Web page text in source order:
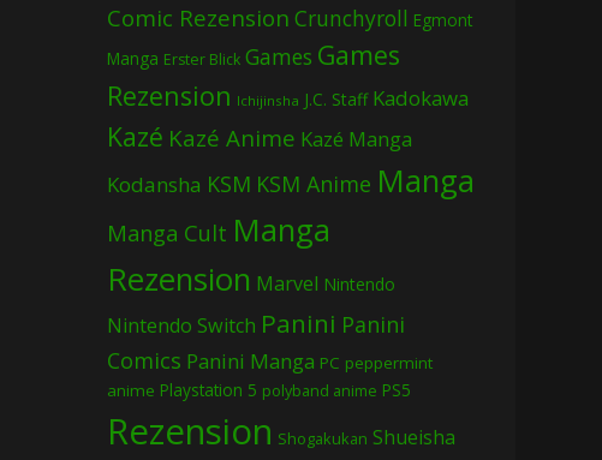
Comic Rezension Crunchyroll Egmont
Manga Erster Blick Games Games
Rezension Ichijinsha J.C. Staff Kadokawa
Kazé Kazé Anime Kazé Manga
Kodansha KSM KSM Anime Manga
Manga Cult Manga
Rezension Marvel Nintendo
Nintendo Switch Panini Panini
Comics Panini Manga PC peppermint
anime Playstation 5 polyband anime PS5
Rezension Shogakukan Shueisha